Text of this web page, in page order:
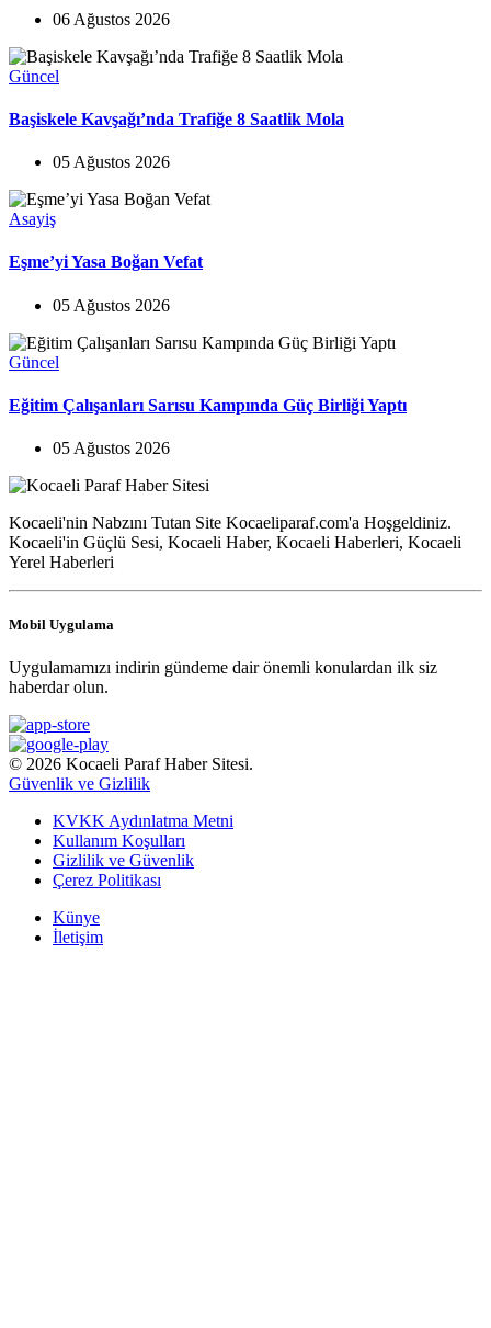
06 Ağustos 2026
Güncel
Başiskele Kavşağı’nda Trafiğe 8 Saatlik Mola
05 Ağustos 2026
Asayiş
Eşme’yi Yasa Boğan Vefat
05 Ağustos 2026
Güncel
Eğitim Çalışanları Sarısu Kampında Güç Birliği Yaptı
05 Ağustos 2026
Kocaeli'nin Nabzını Tutan Site Kocaeliparaf.com'a Hoşgeldiniz.
Kocaeli'in Güçlü Sesi, Kocaeli Haber, Kocaeli Haberleri, Kocaeli
Yerel Haberleri
Mobil Uygulama
Uygulamamızı indirin gündeme dair önemli konulardan ilk siz
haberdar olun.
© 2026 Kocaeli Paraf Haber Sitesi.
Güvenlik ve Gizlilik
KVKK Aydınlatma Metni
Kullanım Koşulları
Gizlilik ve Güvenlik
Çerez Politikası
Künye
İletişim